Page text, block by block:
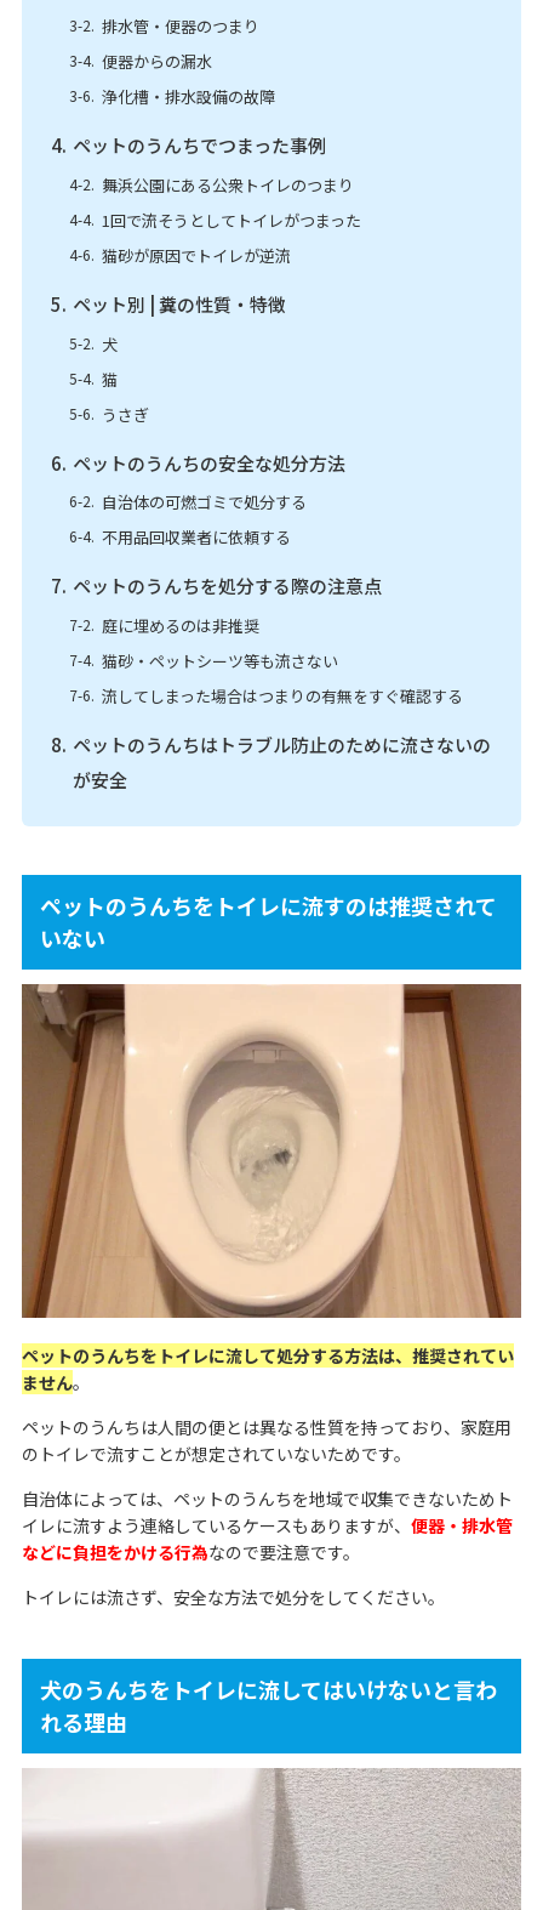
排水管・便器のつまり
便器からの漏水
浄化槽・排水設備の故障
ペットのうんちでつまった事例
舞浜公園にある公衆トイレのつまり
1回で流そうとしてトイレがつまった
猫砂が原因でトイレが逆流
ペット別 | 糞の性質・特徴
犬
猫
うさぎ
ペットのうんちの安全な処分方法
自治体の可燃ゴミで処分する
不用品回収業者に依頼する
ペットのうんちを処分する際の注意点
庭に埋めるのは非推奨
猫砂・ペットシーツ等も流さない
流してしまった場合はつまりの有無をすぐ確認する
ペットのうんちはトラブル防止のために流さないの
が安全
ペットのうんちをトイレに流すのは推奨されて
いない
ペットのうんちをトイレに流して処分する方法は、推奨されてい
ません。
ペットのうんちは人間の便とは異なる性質を持っており、家庭用
のトイレで流すことが想定されていないためです。
自治体によっては、ペットのうんちを地域で収集できないためト
イレに流すよう連絡しているケースもありますが、 便器・排水管
などに負担をかける行為なので要注意です。
トイレには流さず、安全な方法で処分をしてください。
犬のうんちをトイレに流してはいけないと言わ
れる理由